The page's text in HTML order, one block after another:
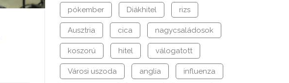
pókember Diákhitel rizs
Ausztria cica nagycsaládosok
koszorú hitel válogatott
Városi uszoda anglia influenza